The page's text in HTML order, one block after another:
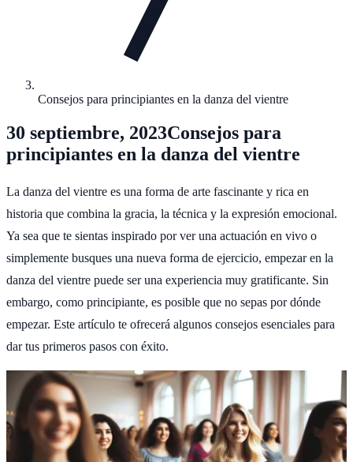
Consejos para principiantes en la danza del vientre
30 septiembre, 2023Consejos para
principiantes en la danza del vientre
La danza del vientre es una forma de arte fascinante y rica en
historia que combina la gracia, la técnica y la expresión emocional.
Ya sea que te sientas inspirado por ver una actuación en vivo o
simplemente busques una nueva forma de ejercicio, empezar en la
danza del vientre puede ser una experiencia muy gratificante. Sin
embargo, como principiante, es posible que no sepas por dónde
empezar. Este artículo te ofrecerá algunos consejos esenciales para
dar tus primeros pasos con éxito.